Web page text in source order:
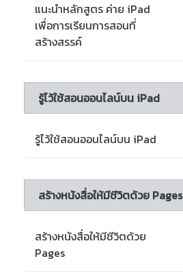
แนะนำหลักสูตร ค่าย iPad
เพื่อการเรียนการสอนที่
สร้างสรรค์
รู้ไว้ใช้สอนออนไลน์บน iPad
รู้ไว้ใช้สอนออนไลน์บน iPad
สร้างหนังสื่อให้มีชีวิตด้วย Pages
สร้างหนังสื่อให้มีชีวิตด้วย
Pages